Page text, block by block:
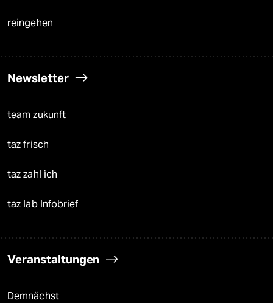
reingehen
Newsletter
team zukunft
taz frisch
taz zahl ich
taz lab Infobrief
Veranstaltungen
Demnächst